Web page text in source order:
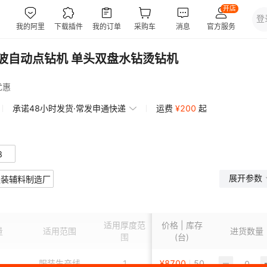
自动点钻机 单头双盘水钻烫钻机
惠
承诺48小时发货·常发申通快递 运费 ¥200 起
辅料制造厂 展开参数
适用范围
适用厚度范
围
功能 订货号
价格 | 库存
(台)
进货数量
服装生产线 1 烫钻补钻 DS-1M150
¥8700 50